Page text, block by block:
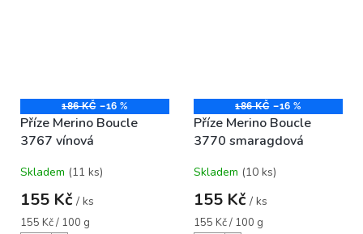
186 KČ –16 %
Příze Merino Boucle
3767 vínová
Skladem (11 ks)
155 Kč / ks
Měrná
155 Kč / 100 g
186 KČ –16 %
Příze Merino Boucle
3770 smaragdová
Skladem (10 ks)
155 Kč / ks
Měrná
155 Kč / 100 g